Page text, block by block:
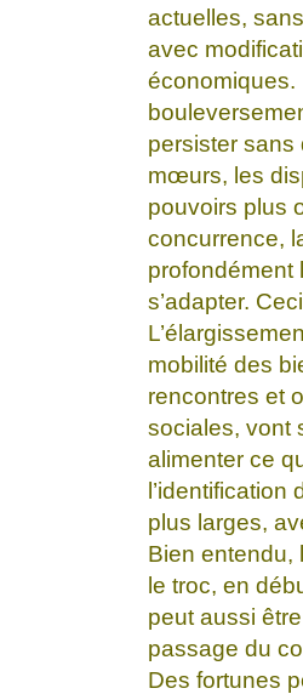
actuelles,
avec
économiques.
persister
mœurs, les
pouvoirs plus
concurrence,
profondément
s’adapter.
mobilité des
rencontres et
sociales, vont
alimenter ce
plus larges,
Bien entendu,
le troc, en
peut aussi
passage du
Des fortunes